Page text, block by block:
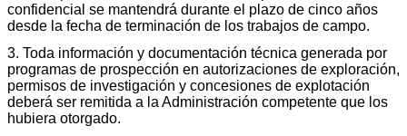
confidencial se mantendrá durante el plazo de cinco años
desde la fecha de terminación de los trabajos de campo.
3. Toda información y documentación técnica generada por
programas de prospección en autorizaciones de exploración,
permisos de investigación y concesiones de explotación
deberá ser remitida a la Administración competente que los
hubiera otorgado.